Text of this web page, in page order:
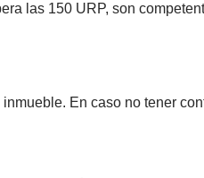
las 150 URP, son
En caso no tener